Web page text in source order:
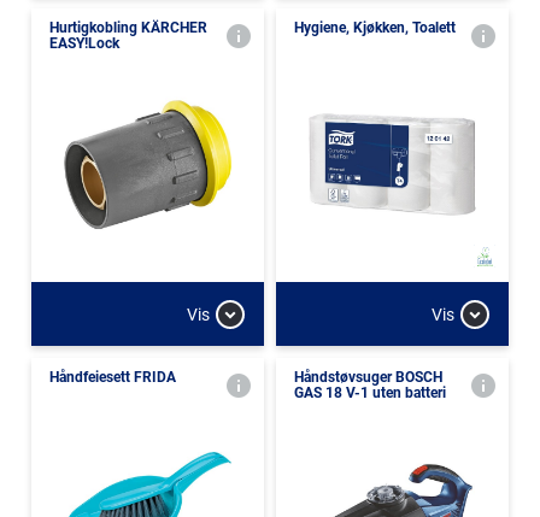
Hurtigkobling KÄRCHER
EASY!Lock
Vis
Hygiene, Kjøkken, Toalett
Vis
Håndfeiesett FRIDA
Håndstøvsuger BOSCH
GAS 18 V-1 uten batteri